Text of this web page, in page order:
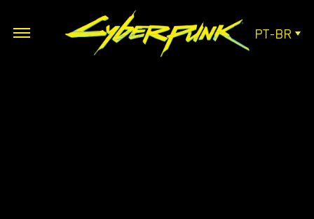
PT-BR